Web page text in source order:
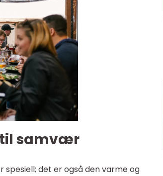
til samvær
det er også den varme og